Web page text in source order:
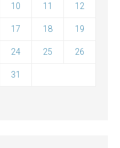
10 11 12
17 18 19
24 25 26
31